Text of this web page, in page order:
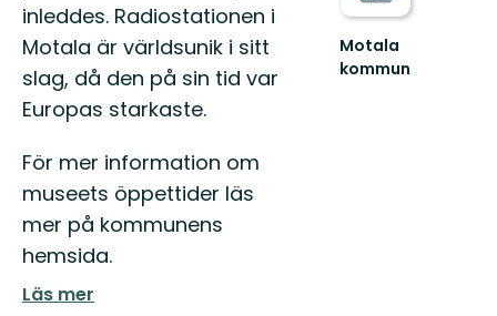
inleddes. Radiostationen i
Motala är världsunik i sitt
slag, då den på sin tid var
Europas starkaste.
För mer information om
museets öppettider läs
mer på kommunens
hemsida.
Läs mer
Motala
kommun